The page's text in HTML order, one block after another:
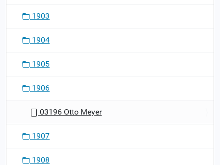
1903
1904
1905
1906
03196 Otto Meyer
1907
1908